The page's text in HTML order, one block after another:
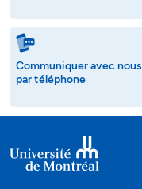
Communiquer avec nous
par téléphone